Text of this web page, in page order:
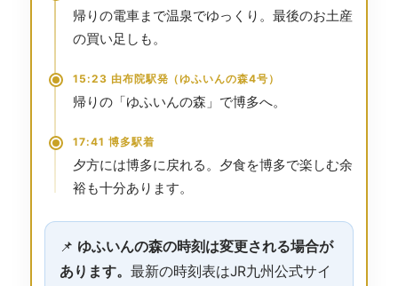
帰りの電車まで温泉でゆっくり。最後のお土産
の買い足しも。
15:23 由布院駅発（ゆふいんの森4号）
帰りの「ゆふいんの森」で博多へ。
17:41 博多駅着
夕方には博多に戻れる。夕食を博多で楽しむ余
裕も十分あります。
📌 ゆふいんの森の時刻は変更される場合が
あります。 最新の時刻表はJR九州公式サイ